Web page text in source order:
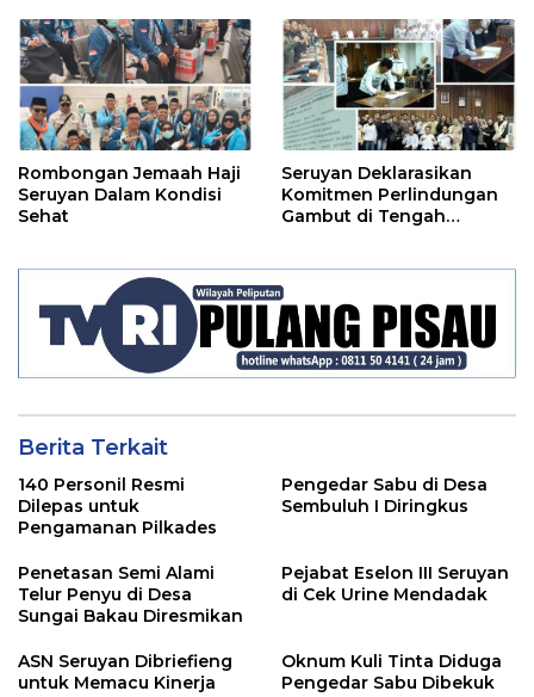
Rombongan Jemaah Haji
Seruyan Dalam Kondisi
Sehat
Seruyan Deklarasikan
Komitmen Perlindungan
Gambut di Tengah
Berita Terkait
140 Personil Resmi
Dilepas untuk
Pengamanan Pilkades
Pengedar Sabu di Desa
Sembuluh I Diringkus
Penetasan Semi Alami
Telur Penyu di Desa
Sungai Bakau Diresmikan
Pejabat Eselon III Seruyan
di Cek Urine Mendadak
ASN Seruyan Dibriefieng
untuk Memacu Kinerja
Oknum Kuli Tinta Diduga
Pengedar Sabu Dibekuk